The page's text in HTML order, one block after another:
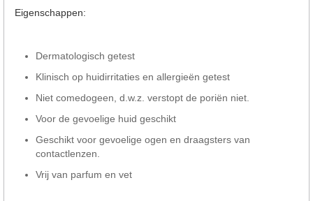
Eigenschappen:
Dermatologisch getest
Klinisch op huidirritaties en allergieën getest
Niet comedogeen, d.w.z. verstopt de poriën niet.
Voor de gevoelige huid geschikt
Geschikt voor gevoelige ogen en draagsters van
contactlenzen.
Vrij van parfum en vet